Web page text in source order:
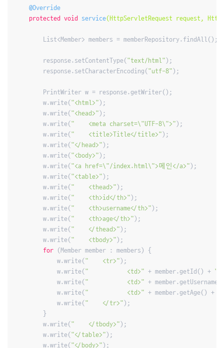
@Override
protected void service(HttpServletRequest request,
        List<Member> members = memberRepository.findAll();
        response.setContentType(
"text/html" );
        response.setCharacterEncoding(
"utf-8" );
        PrintWriter w = response.getWriter();
        w.write(
"<html>" );
        w.write(
"<head>" );
        w.write(
"    <meta charset=\"UTF-8\">" );
        w.write(
"    <title>Title</title>" );
        w.write(
"</head>" );
        w.write(
"<body>" );
        w.write(
"<a href=\"/index.html\">메인</a>" );
        w.write(
"<table>" );
        w.write(
"    <thead>" );
        w.write(
"    <th>id</th>" );
        w.write(
"    <th>username</th>" );
        w.write(
"    <th>age</th>" );
        w.write(
"    </thead>" );
        w.write(
"    <tbody>" );
for (Member member : members) {
            w.write(
"    <tr>" );
            w.write(
"           <td>" + member.getId() +
            w.write(
"           <td>" +
            w.write(
"           <td>" + member.getAge() +
            w.write(
"    </tr>" );
        }
        w.write(
"    </tbody>" );
        w.write(
"</table>" );
        w.write(
"</body>" );